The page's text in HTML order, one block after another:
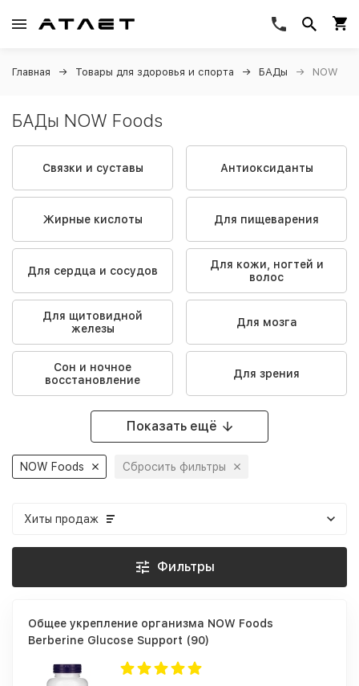
Главная Товары для здоровья и спорта БАДы NOW
БАДы NOW Foods
Связки и суставы Антиоксиданты
Жирные кислоты Для пищеварения
Для сердца и сосудов
Для кожи, ногтей и
волос
Для щитовидной
железы
Для мозга
Сон и ночное
восстановление
Для зрения
Показать ещё
NOW Foods Сбросить фильтры
Хиты продаж
Фильтры
Общее укрепление организма NOW Foods
Berberine Glucose Support (90)